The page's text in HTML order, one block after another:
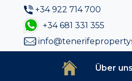
+34 922 714 700
+34 681 331 355
Über uns